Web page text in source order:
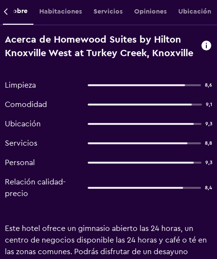
Sobre Habitaciones Servicios Opiniones Ubicación
Acerca de Homewood Suites by Hilton
Knoxville West at Turkey Creek, Knoxville
Limpieza 8,6
Comodidad 9,1
Ubicación 9,3
Servicios 8,8
Personal 9,3
Relación calidad-
precio
8,4
Este hotel ofrece un gimnasio abierto las 24 horas, un
centro de negocios disponible las 24 horas y café o té en
las zonas comunes. Podrás disfrutar de un desayuno